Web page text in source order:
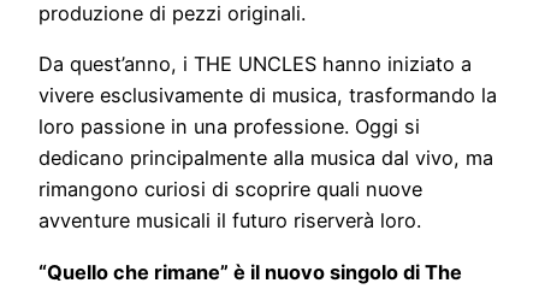
produzione di pezzi originali.
Da quest’anno, i THE UNCLES hanno iniziato a
vivere esclusivamente di musica, trasformando la
loro passione in una professione. Oggi si
dedicano principalmente alla musica dal vivo, ma
rimangono curiosi di scoprire quali nuove
avventure musicali il futuro riserverà loro.
“Quello che rimane” è il nuovo singolo di The